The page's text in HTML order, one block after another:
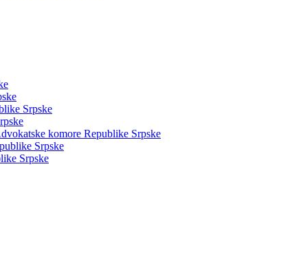
Srpske
komore Republike Srpske
Srpske
Srpske